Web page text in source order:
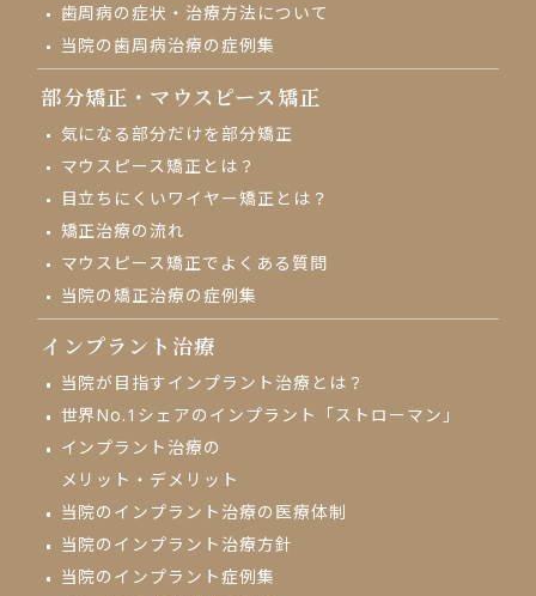
歯周病の症状・治療方法について
当院の歯周病治療の症例集
部分矯正・ マウスピース矯正
気になる部分だけを部分矯正
マウスピース矯正とは？
目立ちにくいワイヤー矯正とは？
矯正治療の流れ
マウスピース矯正でよくある質問
当院の矯正治療の症例集
インプラント治療
当院が目指すインプラント治療とは？
世界No.1シェアの インプラント「ストローマン」
インプラント治療の
メリット・デメリット
当院のインプラント治療の 医療体制
当院のインプラント治療方針
当院のインプラント症例集